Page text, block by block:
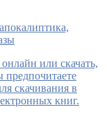
или скачать,
скачивания в
книг.